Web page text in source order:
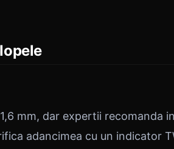
mm, dar expertii recomanda
adancimea cu un indicator